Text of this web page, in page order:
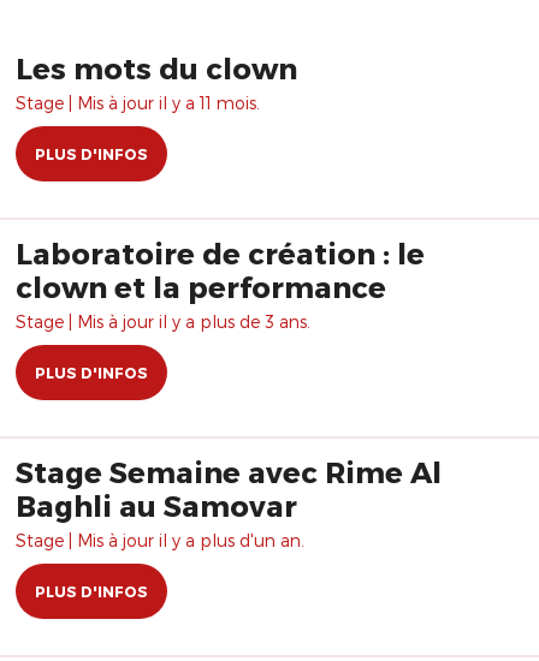
Les mots du clown
Stage | Mis à jour il y a 11 mois.
PLUS D'INFOS
Laboratoire de création : le
clown et la performance
Stage | Mis à jour il y a plus de 3 ans.
PLUS D'INFOS
Stage Semaine avec Rime Al
Baghli au Samovar
Stage | Mis à jour il y a plus d'un an.
PLUS D'INFOS